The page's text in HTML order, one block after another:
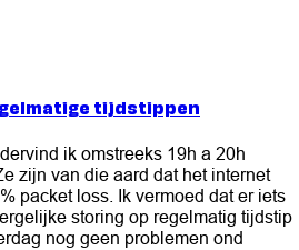
tijdstippen
ik omstreeks 19h a 20h
zijn van die aard dat het internet
packet loss. Ik vermoed dat er iets
storing op regelmatig tijdstip
nog geen problemen ond